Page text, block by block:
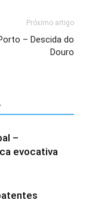
Próximo artigo
– Descida do
Douro
–
evocativa